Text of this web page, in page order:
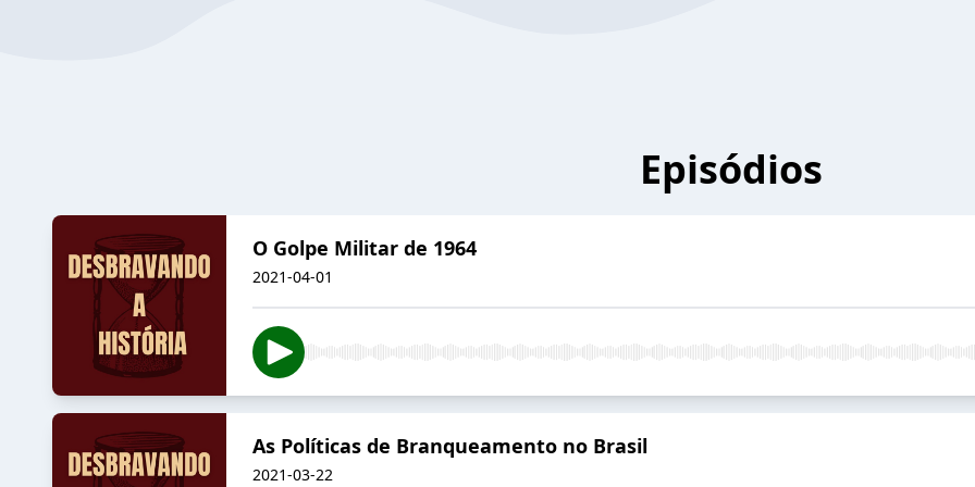
Episódios
O Golpe Militar de 1964
2021-04-01
As Políticas de Branqueamento no Brasil
2021-03-22